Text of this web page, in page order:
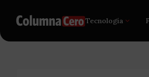
Tecnología